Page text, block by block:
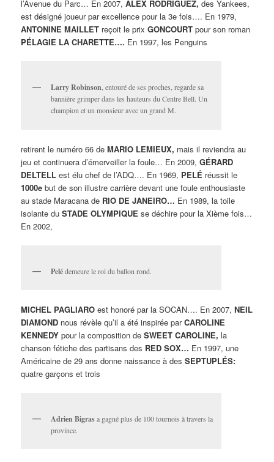
l’Avenue du Parc… En 2007,ALEX RODRIGUEZ, des Yankees,
est désigné joueur par excellence pour la 3e fois…. En 1979,
ANTONINE MAILLET reçoit le prixGONCOURT pour son roman
PÉLAGIE LA CHARETTE…. En 1997, les Penguins
Larry Robinson, entouré de ses proches, regarde sa
bannière grimper dans les hauteurs du Centre Bell. Un
champion et un monsieur avec un grand M.
retirent le numéro 66 deMARIO LEMIEUX, mais il reviendra au
jeu et continuera d’émerveiller la foule… En 2009,GÉRARD
DELTELL est élu chef de l’ADQ…. En 1969, PELÉ réussit le
1000e but de son illustre carrière devant une foule enthousiaste
au stade Maracana de RIO DE JANEIRO… En 1989, la toile
isolante duSTADE OLYMPIQUE se déchire pour la Xième fois…
En 2002,
Pelédemeure le roi du ballon rond.
MICHEL PAGLIARO est honoré par la SOCAN…. En 2007,NEIL
DIAMOND nous révèle qu’il a été inspirée parCAROLINE
KENNEDY pour la composition deSWEET CAROLINE, la
chanson fétiche des partisans des RED SOX… En 1997, une
Américaine de 29 ans donne naissance à desSEPTUPLÉS:
quatre garçons et trois
Adrien Bigrasa gagné plus de 100 tournois à travers la
province.